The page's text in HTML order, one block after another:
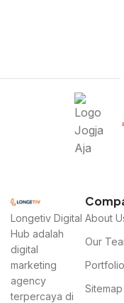
Longetiv Digital
Hub adalah
digital
marketing
agency
terpercaya di
About
Our
Portfolio
Sitemap